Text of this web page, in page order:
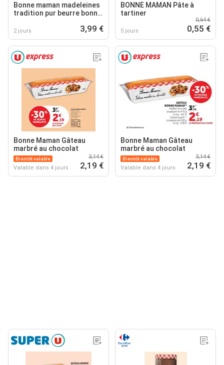
Bonne maman madeleines
tradition pur beurre bonne
2 jours 3,99 €
BONNE MAMAN Pâte à
tartiner
5 jours
0,64 €
0,55 €
Bonne Maman Gâteau
marbré au chocolat
Bientôt valable
Valable dans 4 jours
3,14 €
2,19 €
Bonne Maman Gâteau
marbré au chocolat
Bientôt valable
Valable dans 4 jours
3,14 €
2,19 €